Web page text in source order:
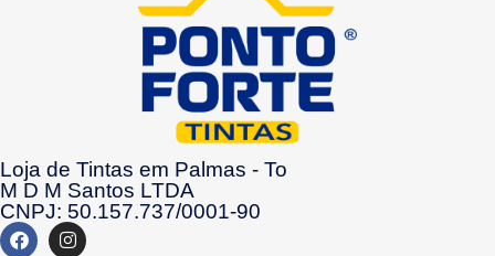
Loja de Tintas em Palmas - To
M D M Santos LTDA
CNPJ: 50.157.737/0001-90